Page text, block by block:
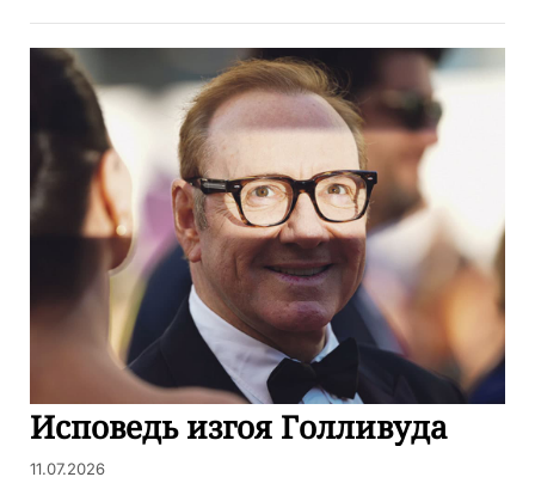
Исповедь изгоя Голливуда
11.07.2026